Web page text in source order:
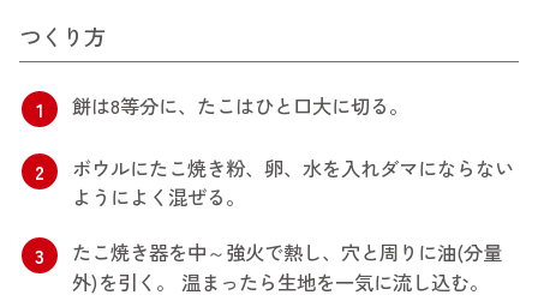
つくり方
1 餅は8等分に、たこはひと口大に切る。
2
ボウルにたこ焼き粉、卵、水を入れダマにならない
ようによく混ぜる。
3
たこ焼き器を中～強火で熱し、穴と周りに油(分量
外)を引く。 温まったら生地を一気に流し込む。